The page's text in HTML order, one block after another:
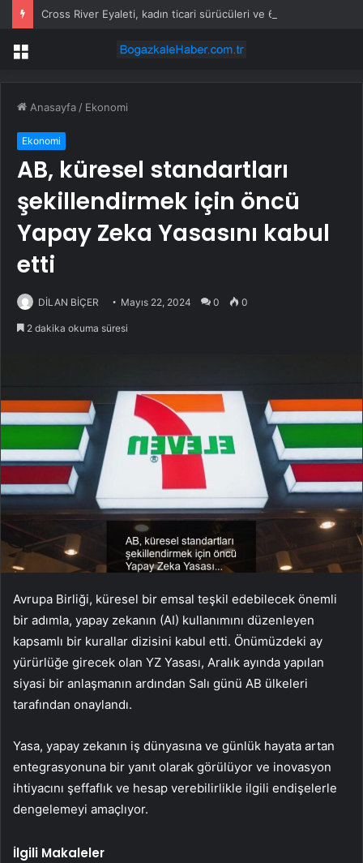
Menü
Anasayfa / Ekonomi
Ekonomi
AB, küresel standartları
şekillendirmek için öncü
Yapay Zeka Yasasını kabul
etti
DİLAN BİÇER Mayıs 22, 2024 0 0
2 dakika okuma süresi
Avrupa Birliği, küresel bir emsal teşkil edebilecek önemli
bir adımla, yapay zekanın (AI) kullanımını düzenleyen
kapsamlı bir kurallar dizisini kabul etti. Önümüzdeki ay
yürürlüğe girecek olan YZ Yasası, Aralık ayında yapılan
siyasi bir anlaşmanın ardından Salı günü AB ülkeleri
tarafından onaylandı.
Yasa, yapay zekanın iş dünyasına ve günlük hayata artan
entegrasyonuna bir yanıt olarak görülüyor ve inovasyon
ihtiyacını şeffaflık ve hesap verebilirlikle ilgili endişelerle
dengelemeyi amaçlıyor.
İlgili Makaleler